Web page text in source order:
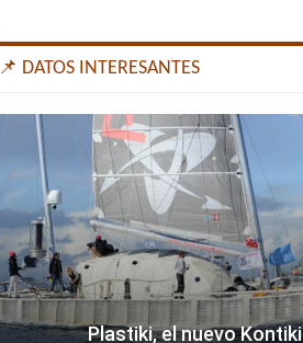
📌 DATOS INTERESANTES
Plastiki, el nuevo Kontiki